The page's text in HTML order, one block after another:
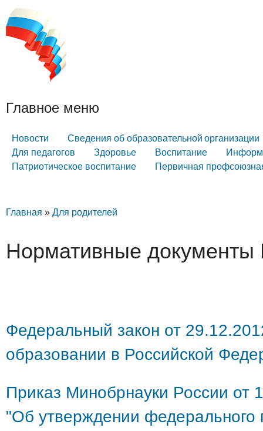
Главное меню
Новости
Сведения об образовательной организации
Для педагогов
Здоровье Воспитание
Патриотическое воспитание
Первичная
Главная » Для родителей
Нормативные
Федеральный закон от
образовании в Российской
Приказ Минобрнауки России от
"Об утверждении федерального